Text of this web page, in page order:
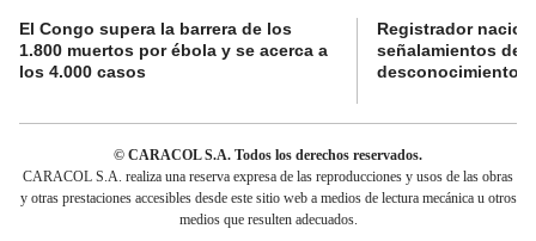
El Congo supera la barrera de los
1.800 muertos por ébola y se acerca a
los 4.000 casos
Registrador
señalamientos de
desconocimiento
© CARACOL S.A. Todos los derechos reservados.
CARACOL S.A. realiza una reserva expresa de las reproducciones y usos de las obras
y otras prestaciones accesibles desde este sitio web a medios de lectura mecánica u otros
medios que resulten adecuados.